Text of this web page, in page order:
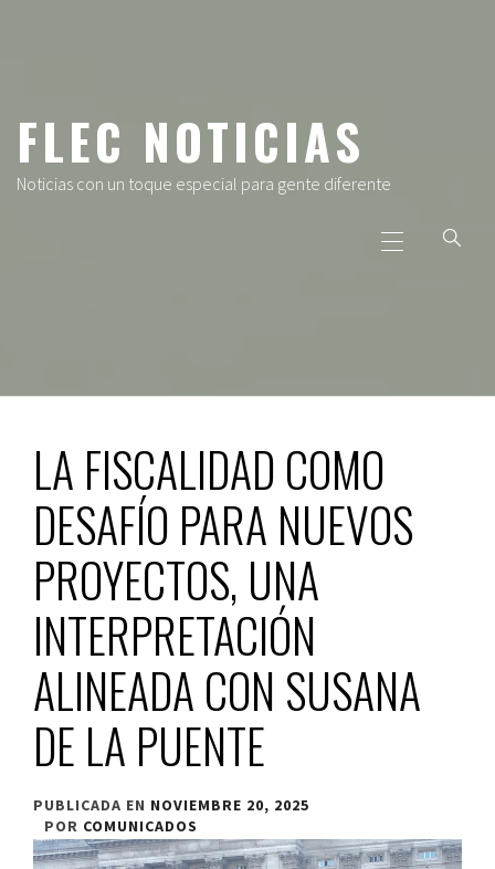
FLEC NOTICIAS
Noticias con un toque especial para gente diferente
principal
LA FISCALIDAD COMO
DESAFÍO PARA NUEVOS
PROYECTOS, UNA
INTERPRETACIÓN
ALINEADA CON SUSANA
DE LA PUENTE
PUBLICADA EN NOVIEMBRE 20, 2025
POR COMUNICADOS